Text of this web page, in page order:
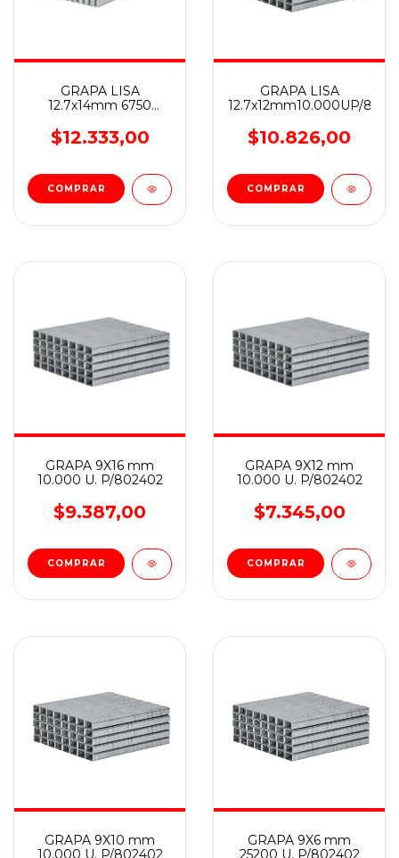
GRAPA LISA
12.7x14mm 6750
$12.333,00
GRAPA LISA
12.7x12mm10.000UP/
$10.826,00
GRAPA 9X16 mm
10.000 U. P/802402
$9.387,00
GRAPA 9X12 mm
10.000 U. P/802402
$7.345,00
GRAPA 9X10 mm
10.000 U. P/802402
GRAPA 9X6 mm
25200 U. P/802402